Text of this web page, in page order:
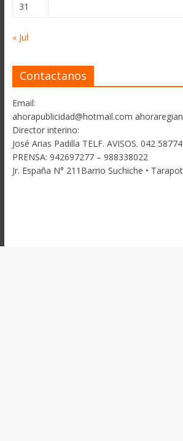
31
« Jul
Contactanos
Email:
ahorapublicidad@hotmail.com
Director interino:
José Arias Padilla TELF. AVISOS. 042
PRENSA: 942697277 – 988338022
Jr. España N° 211Barrio Suchiche •